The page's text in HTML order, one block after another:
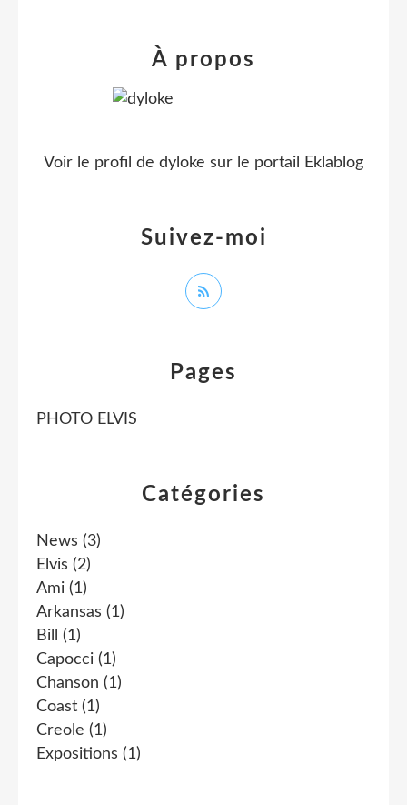
Catégories
News (3)
Elvis (2)
Ami (1)
Arkansas (1)
Bill
(1)
Capocci (1)
Chanson (1)
Coast (1)
Creole (1)
Expositions (1)
Pages
PHOTO ELVIS
Suivez-moi
À propos
Voir le profil de dyloke sur le portail Eklablog